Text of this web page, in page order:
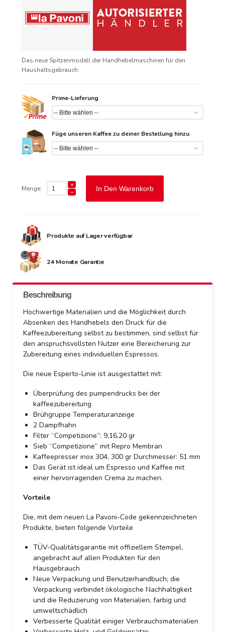
Das neue Spitzenmodell der Handhebelmaschinen für den
Haushaltsgebrauch.
Prime-Lieferung
Füge unseren Kaffee zu deiner Bestellung hinzu
Menge: In Den Warenkorb
Produkte auf Lager verfügbar
24 Monate Garantie
Beschreibung
Hochwertige Materialien und die Möglichkeit durch
Absenken des Handhebels den Druck für die
Kaffeezubereitung selbst zu bestimmen, sind selbst für
den anspruchsvollsten Nutzer eine Bereicherung zur
Zubereitung eines individuellen Espressos.
Die neue Esperto-Linie ist ausgestattet mit:
Überprüfung des pumpendrucks bei der
kaffeezubereitung
Brühgruppe Temperaturanzeige
2 Dampfhahn
Filter “Competizione”: 9,16,20 gr
Sieb “Competizione” mit Repro Membran
Kaffeepresser inox 304, 300 gr Durchmesser: 51 mm
Das Gerät ist ideal um Espresso und Kaffee mit
einer hervorragenden Crema zu machen.
Vorteile
Die, mit dem neuen La Pavoni-Code gekennzeichneten
Produkte, bieten folgende Vorteile
TÜV-Qualitätsgarantie mit offiziellem Stempel,
angebracht auf allen Produkten für den
Hausgebrauch
Neue Verpackung und Benutzerhandbuch; die
Verpackung verbindet ökologische Nachhaltigkeit
und die Reduzierung von Materialien, farbig und
umweltschädlich
Verbesserte Qualität einiger Verbrauchsmaterialien